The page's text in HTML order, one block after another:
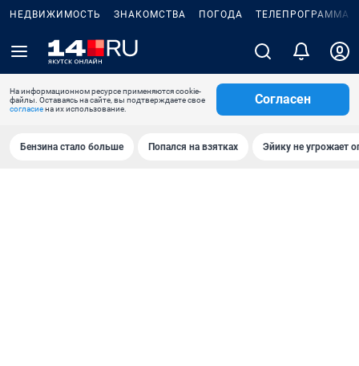
НЕДВИЖИМОСТЬ ЗНАКОМСТВА ПОГОДА ТЕЛЕПРОГРАММА
На информационном ресурсе применяются cookie-
файлы. Оставаясь на сайте, вы подтверждаете свое
согласиена их использование.
Согласен
Бензина стало больше Попался на взятках Эйику не угрожает